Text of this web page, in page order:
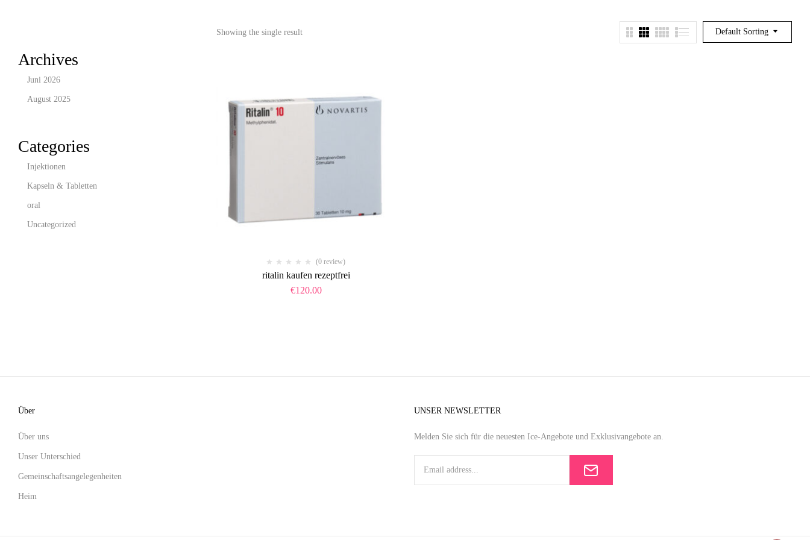
Archives
Juni 2026
August 2025
Categories
Injektionen
Kapseln & Tabletten
oral
Uncategorized
Default Sorting
Showing the single result
(0 review)
ritalin kaufen rezeptfrei
€120.00
Über
Über uns
Unser Unterschied
Gemeinschaftsangelegenheiten
Heim
UNSER NEWSLETTER
Melden Sie sich für die neuesten Ice-Angebote und Exklusivangebote an.